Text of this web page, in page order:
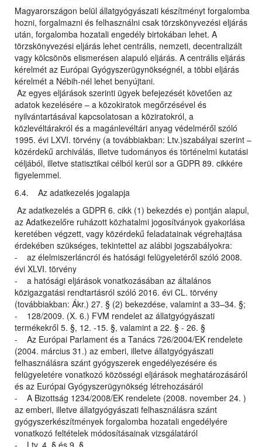
Magyarországon belül állatgyógyászati készítményt forgalomba
hozni, forgalmazni és felhasználni csak törzskönyvezési eljárás
után, forgalomba hozatali engedély birtokában lehet. A
törzskönyvezési eljárás lehet centrális, nemzeti, decentralizált
vagy kölcsönös elismerésen alapuló eljárás. A centrális eljárás
kérelmét az Európai Gyógyszerügynökségnél, a többi eljárás
kérelmét a Nébih-nél lehet benyújtani.
Az egyes eljárások szerinti ügyek befejezését követően az
adatok kezelésére – a közokiratok megőrzésével és
nyilvántartásával kapcsolatosan a köziratokról, a
közlevéltárakról és a magánlevéltári anyag védelméről szóló
1995. évi LXVI. törvény (a továbbiakban: Ltv.)szabályai szerint –
közérdekű archiválás, illetve tudományos és történelmi kutatási
céljából, illetve statisztikai célból kerül sor a GDPR 89. cikkére
figyelemmel.
6.4. Az adatkezelés jogalapja
Az adatkezelés a GDPR 6. cikk (1) bekezdés e) pontján alapul,
az Adatkezelőre ruházott közhatalmi jogosítványok gyakorlása
keretében végzett, vagy közérdekű feladatainak végrehajtása
érdekében szükséges, tekintettel az alábbi jogszabályokra:
- az élelmiszerláncról és hatósági felügyeletéről szóló 2008.
évi XLVI. törvény
- a hatósági eljárások vonatkozásában az általános
közigazgatási rendtartásról szóló 2016. évi CL. törvény
(továbbiakban: Ákr.) 27. § (2) bekezdése, valamint a 33–34. §;
- 128/2009. (X. 6.) FVM rendelet az állatgyógyászati
termékekről 5. §, 12. -15. §, valamint a 22. § - 26. §
- Az Európai Parlament és a Tanács 726/2004/EK rendelete
(2004. március 31.) az emberi, illetve állatgyógyászati
felhasználásra szánt gyógyszerek engedélyezésére és
felügyeletére vonatkozó közösségi eljárások meghatározásáról
és az Európai Gyógyszerügynökség létrehozásáról
- A Bizottság 1234/2008/EK rendelete (2008. november 24. )
az emberi, illetve állatgyógyászati felhasználásra szánt
gyógyszerkészítmények forgalomba hozatali engedélyére
vonatkozó feltételek módosításainak vizsgálatáról